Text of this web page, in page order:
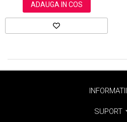
ADAUGA IN COS
INFORMATII
SUPORT